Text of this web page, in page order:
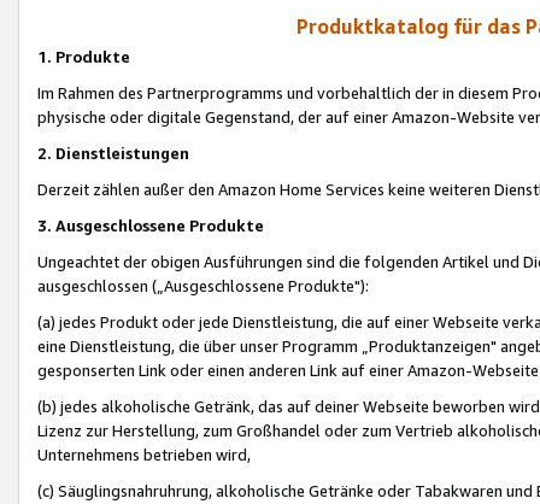
Produktkatalog für das
1. Produkte
Im Rahmen des Partnerprogramms und vorbehaltlich der in diesem
physische oder digitale Gegenstand, der auf einer Amazon-Website
2. Dienstleistungen
Derzeit zählen außer den Amazon Home Services keine weiteren
3. Ausgeschlossene Produkte
Ungeachtet der obigen Ausführungen sind die folgenden Artikel und
ausgeschlossen („Ausgeschlossene Produkte"):
(a) jedes Produkt oder jede Dienstleistung, die auf einer Webseite
eine Dienstleistung, die über unser Programm „Produktanzeigen"
gesponserten Link oder einen anderen Link auf einer Amazon-
(b) jedes alkoholische Getränk, das auf deiner Webseite beworben
Lizenz zur Herstellung, zum Großhandel oder zum Vertrieb
Unternehmens betrieben wird,
(c) Säuglingsnahruhrung, alkoholische Getränke oder Tabakwaren